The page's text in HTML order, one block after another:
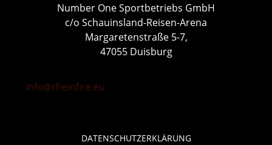
Number One Sportbetriebs GmbH
c/o Schauinsland-Reisen-Arena
Margaretenstraße 5-7,
47055 Duisburg
info@rheinfire.eu
DATENSCHUTZERKLÄRUNG